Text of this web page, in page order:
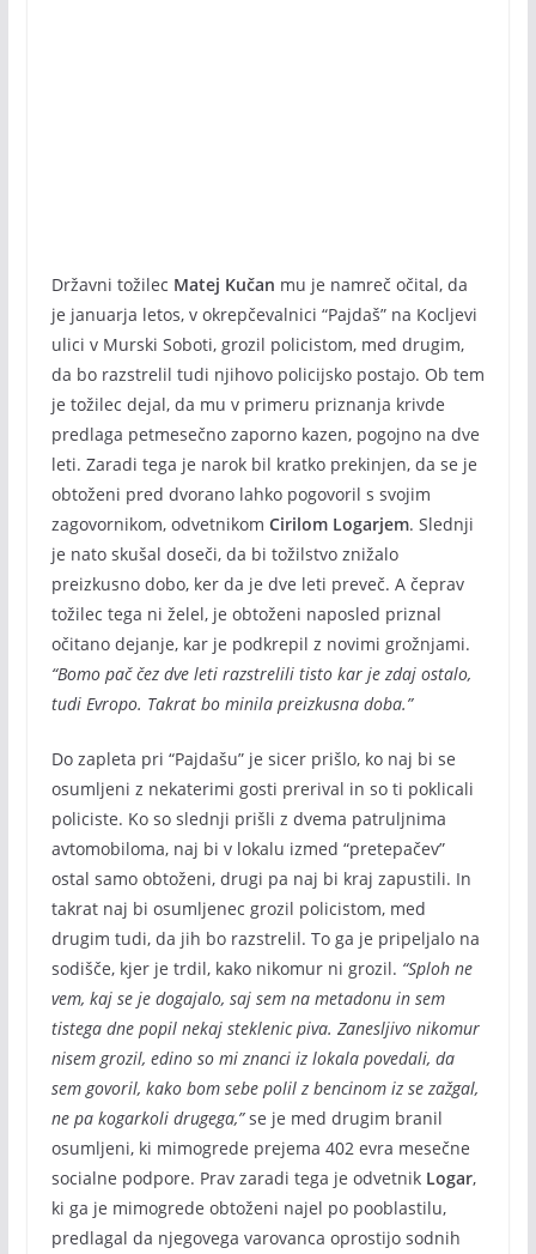
Državni tožilec Matej Kučan mu je namreč očital, da
je januarja letos, v okrepčevalnici “Pajdaš” na Kocljevi
ulici v Murski Soboti, grozil policistom, med drugim,
da bo razstrelil tudi njihovo policijsko postajo. Ob tem
je tožilec dejal, da mu v primeru priznanja krivde
predlaga petmesečno zaporno kazen, pogojno na dve
leti. Zaradi tega je narok bil kratko prekinjen, da se je
obtoženi pred dvorano lahko pogovoril s svojim
zagovornikom, odvetnikom Cirilom Logarjem. Slednji
je nato skušal doseči, da bi tožilstvo znižalo
preizkusno dobo, ker da je dve leti preveč. A čeprav
tožilec tega ni želel, je obtoženi naposled priznal
očitano dejanje, kar je podkrepil z novimi grožnjami.
“Bomo pač čez dve leti razstrelili tisto kar je zdaj ostalo,
tudi Evropo. Takrat bo minila preizkusna doba.”
Do zapleta pri “Pajdašu” je sicer prišlo, ko naj bi se
osumljeni z nekaterimi gosti prerival in so ti poklicali
policiste. Ko so slednji prišli z dvema patruljnima
avtomobiloma, naj bi v lokalu izmed “pretepačev”
ostal samo obtoženi, drugi pa naj bi kraj zapustili. In
takrat naj bi osumljenec grozil policistom, med
drugim tudi, da jih bo razstrelil. To ga je pripeljalo na
sodišče, kjer je trdil, kako nikomur ni grozil. “Sploh ne
vem, kaj se je dogajalo, saj sem na metadonu in sem
tistega dne popil nekaj steklenic piva. Zanesljivo nikomur
nisem grozil, edino so mi znanci iz lokala povedali, da
sem govoril, kako bom sebe polil z bencinom iz se zažgal,
ne pa kogarkoli drugega,”se je med drugim branil
osumljeni, ki mimogrede prejema 402 evra mesečne
socialne podpore. Prav zaradi tega je odvetnik Logar,
ki ga je mimogrede obtoženi najel po pooblastilu,
predlagal da njegovega varovanca oprostijo sodnih